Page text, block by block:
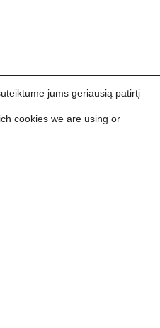
jums geriausią patirtį
cookies we are using or